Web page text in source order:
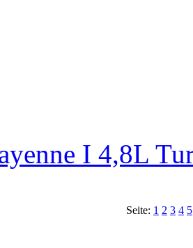
I 4,8L
Seite: 1 2 3 4 5